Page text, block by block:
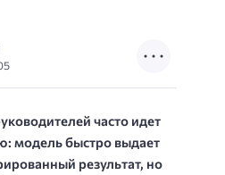
часто идет
модель быстро выдает
результат, но